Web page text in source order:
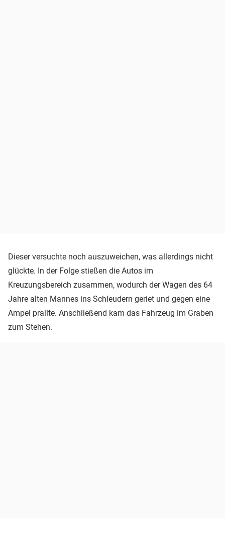
Dieser versuchte noch auszuweichen, was allerdings nicht
glückte. In der Folge stießen die Autos im
Kreuzungsbereich zusammen, wodurch der Wagen des 64
Jahre alten Mannes ins Schleudern geriet und gegen eine
Ampel prallte. Anschließend kam das Fahrzeug im Graben
zum Stehen.